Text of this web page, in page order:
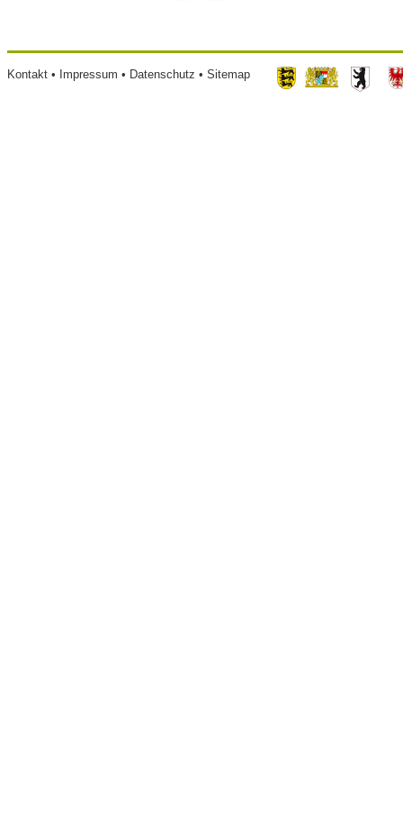
Footer
Kontakt Impressum Datenschutz Sitemap